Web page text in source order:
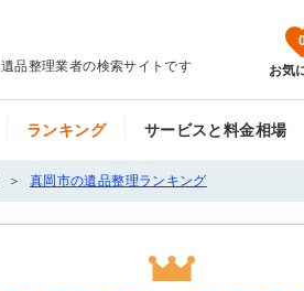
品整理業者の検索サイトです
お気
ランキング サービスと料金相場
真岡市の遺品整理ランキング